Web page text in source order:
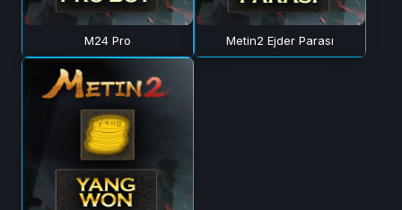
M24 Pro Metin2 Ejder Parası